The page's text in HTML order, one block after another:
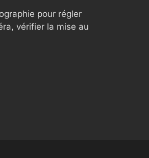
pour régler
vérifier la mise au